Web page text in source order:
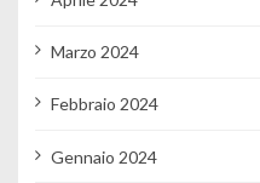
Marzo 2024
Febbraio 2024
Gennaio 2024